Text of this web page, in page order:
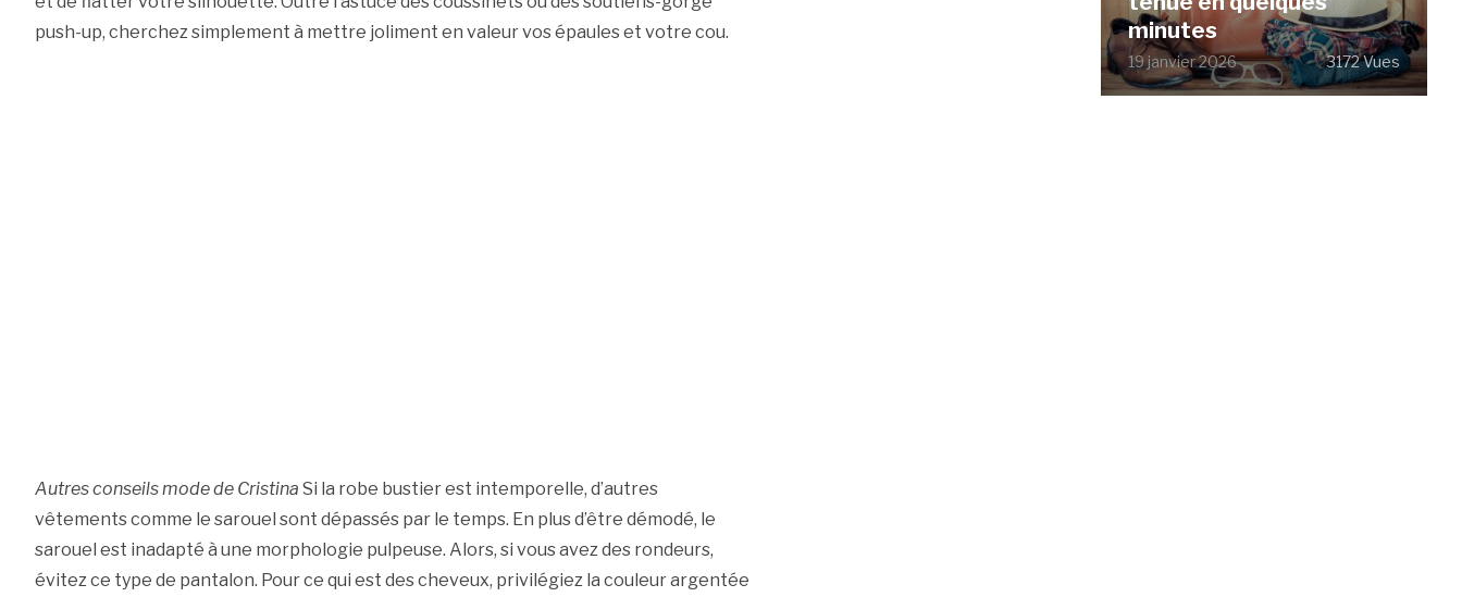
push-up, cherchez simplement à mettre joliment en valeur vos épaules et votre cou.
Autres conseils mode de Cristina Si la robe bustier est intemporelle, d’autres
vêtements comme le sarouel sont dépassés par le temps. En plus d’être démodé, le
sarouel est inadapté à une morphologie pulpeuse. Alors, si vous avez des rondeurs,
évitez ce type de pantalon. Pour ce qui est des cheveux, privilégiez la couleur argentée
minutes
19 janvier 2026 3172 Vues